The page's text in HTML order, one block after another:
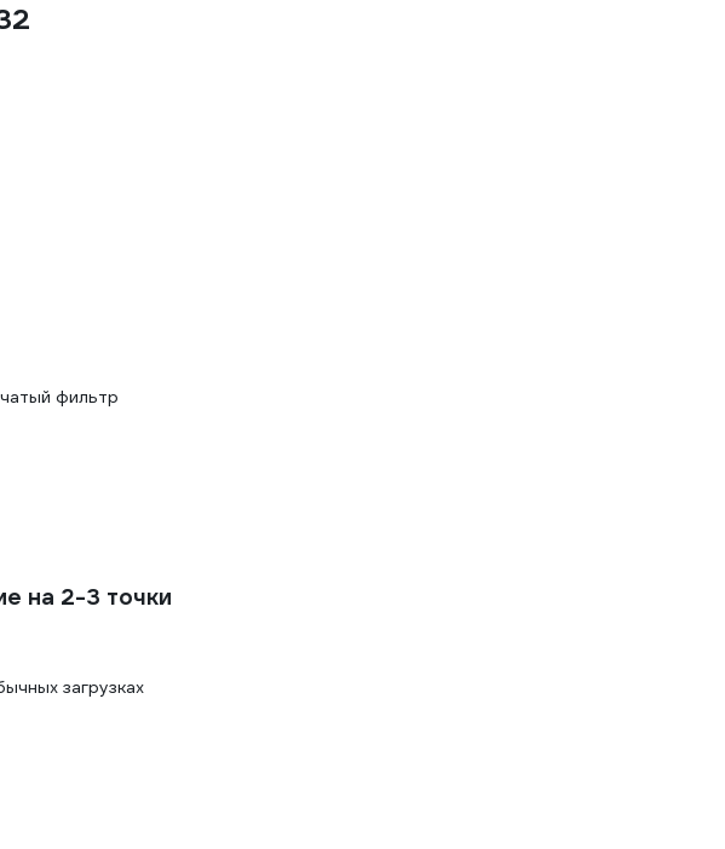
фильтр
на 2-3 точки
загрузках